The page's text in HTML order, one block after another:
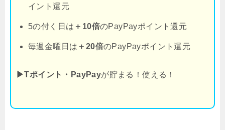
イント還元
5の付く日は ＋10倍のPayPayポイント還元
毎週金曜日は ＋20倍のPayPayポイント還元
▶Tポイント・PayPayが貯まる！使える！